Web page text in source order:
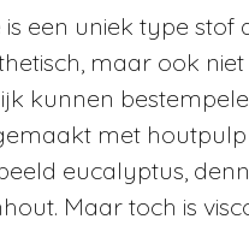
is een uniek type stof
maar ook niet
kunnen
met houtpulp
eucalyptus,
Maar toch is